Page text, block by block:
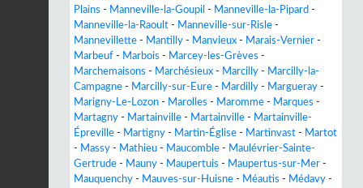
Plains - Manneville-la-Goupil - Manneville-la-Pipard -
Manneville-la-Raoult - Manneville-sur-Risle -
Mannevillette - Mantilly - Manvieux - Marais-Vernier -
Marbeuf - Marbois - Marcey-les-Grèves -
Marchemaisons - Marchésieux - Marcilly - Marcilly-la-
Campagne - Marcilly-sur-Eure - Mardilly - Margueray -
Marigny-Le-Lozon - Marolles - Maromme - Marques -
Martagny - Martainville - Martainville - Martainville-
Épreville - Martigny - Martin-Église - Martinvast - Martot
- Massy - Mathieu - Maucomble - Maulévrier-Sainte-
Gertrude - Mauny - Maupertuis - Maupertus-sur-Mer -
Mauquenchy - Mauves-sur-Huisne - Méautis - Médavy -